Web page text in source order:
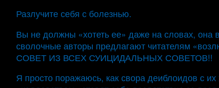
Разлучите себя с болезнью.
Вы не должны «хотеть ее» даже на словах, она
сволочные авторы предлагают читателям
СОВЕТ ИЗ ВСЕХ СУИЦИДАЛЬНЫХ СОВЕТОВ!!
Я просто поражаюсь, как свора деиблоидов с